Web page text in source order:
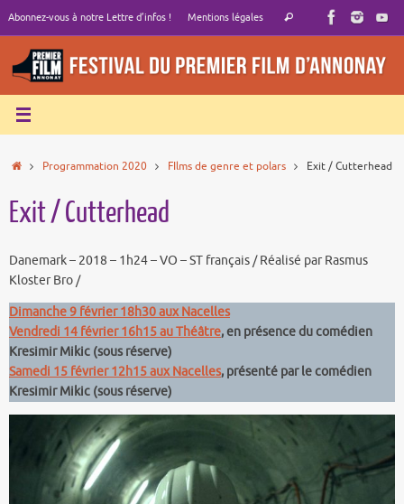
contenu
Abonnez-vous à notre Lettre d’infos ! Mentions légales
Recherche
Rechercher
AccueilProgrammation 2020 FIlms de genre et polars Exit / Cutterhead
Exit / Cutterhead
Danemark – 2018 – 1h24 – VO – ST français / Réalisé par Rasmus
Kloster Bro /
Dimanche 9 février 18h30 aux Nacelles
Vendredi 14 février 16h15 au Théâtre, en présence du comédien
Kresimir Mikic (sous réserve)
Samedi 15 février 12h15 aux Nacelles, présenté par le comédien
Kresimir Mikic (sous réserve)